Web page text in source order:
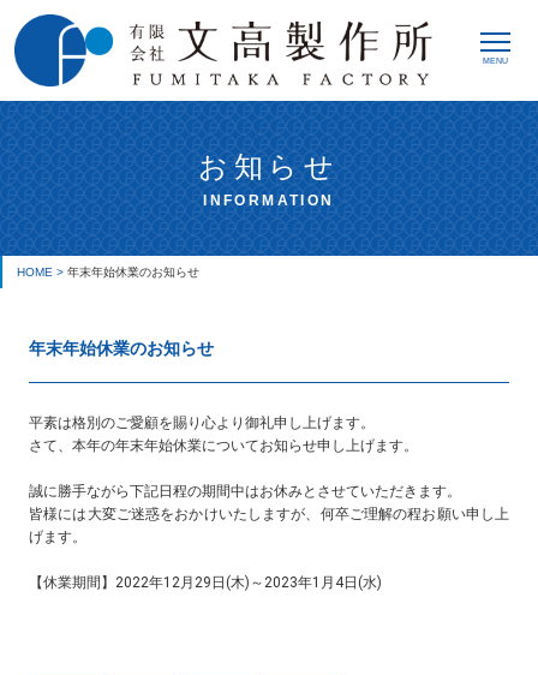
MENU
お知らせ
INFORMATION
HOME > 年末年始休業のお知らせ
年末年始休業のお知らせ
平素は格別のご愛顧を賜り心より御礼申し上げます。
さて、本年の年末年始休業についてお知らせ申し上げます。
誠に勝手ながら下記日程の期間中はお休みとさせていただきます。
皆様には大変ご迷惑をおかけいたしますが、何卒ご理解の程お願い申し上
げます。
【休業期間】2022年12月29日(木)～2023年1月4日(水)